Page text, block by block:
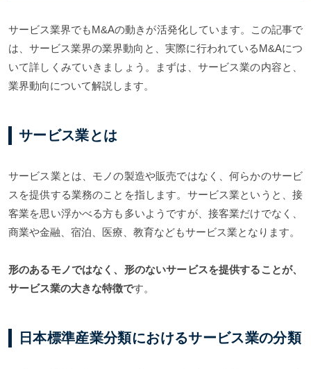
サービス業界でもM&Aの動きが活発化しています。この記事で
は、サービス業界の業界動向と、実際に行われているM&Aにつ
いて詳しくみていきましょう。まずは、サービス業の内容と、
業界動向について解説します。
サービス業とは
サービス業とは、モノの製造や販売ではなく、何らかのサービ
スを提供する業務のことを指します。サービス業というと、接
客業を思い浮かべる方も多いようですが、接客業だけでなく、
商業や金融、宿泊、医療、教育などもサービス業となります。
形のあるモノではなく、形のないサービスを提供することが、
サービス業の大きな特徴です。
日本標準産業分類におけるサービス業の分類